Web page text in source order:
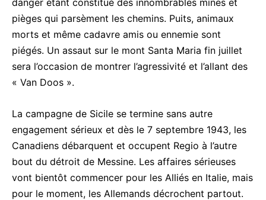
pièges qui parsèment les chemins. Puits, animaux
morts et même cadavre amis ou ennemie sont
piégés. Un assaut sur le mont Santa Maria fin juillet
sera l’occasion de montrer l’agressivité et l’allant des
« Van Doos ».
La campagne de Sicile se termine sans autre
engagement sérieux et dès le 7 septembre 1943, les
Canadiens débarquent et occupent Regio à l’autre
bout du détroit de Messine. Les affaires sérieuses
vont bientôt commencer pour les Alliés en Italie, mais
pour le moment, les Allemands décrochent partout.